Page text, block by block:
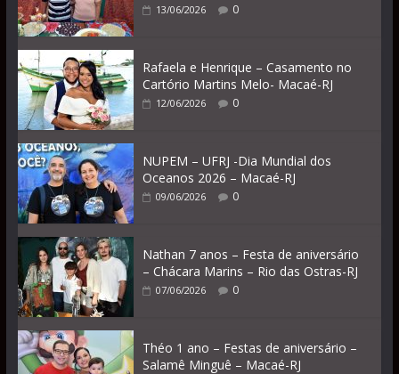
13/06/2026 0
Rafaela e Henrique – Casamento no
Cartório Martins Melo- Macaé-RJ
12/06/2026 0
NUPEM – UFRJ -Dia Mundial dos
Oceanos 2026 – Macaé-RJ
09/06/2026 0
Nathan 7 anos – Festa de aniversário
– Chácara Marins – Rio das Ostras-RJ
07/06/2026 0
Théo 1 ano – Festas de aniversário –
Salamê Minguê – Macaé-RJ